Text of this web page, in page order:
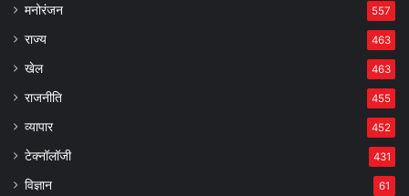
मनोरंजन 557
राज्य 463
खेल 463
राजनीति 455
व्यापार 452
टेक्नॉलॉजी 431
विज्ञान 61